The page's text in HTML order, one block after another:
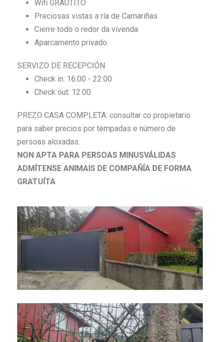
Wifi GRAUTITO
Preciosas vistas a ría de Camariñas
Cierre todo o redor da vivenda
Aparcamento privado
SERVIZO DE RECEPCIÓN
Check in: 16:00 - 22:00
Check out: 12:00
PREZO CASA COMPLETA: consultar co propietario
para saber precios por tempadas e número de
persoas aloxadas.
NON APTA PARA PERSOAS MINUSVÁLIDAS
ADMÍTENSE ANIMAIS DE COMPAÑÍA DE FORMA
GRATUÍTA